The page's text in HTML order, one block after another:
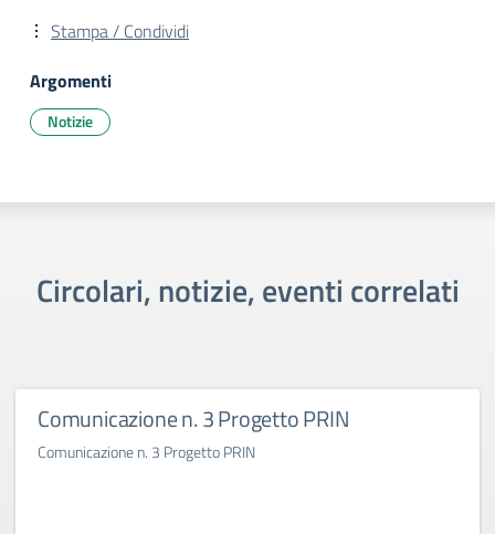
Stampa / Condividi
Argomenti
Notizie
Circolari, notizie, eventi correlati
Comunicazione n. 3 Progetto PRIN
Comunicazione n. 3 Progetto PRIN